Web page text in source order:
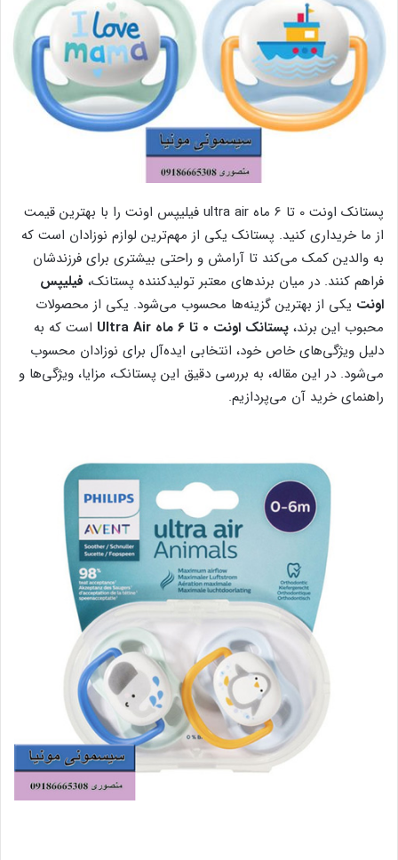
پستانک اونت 0 تا 6 ماه ultra air فیلیپس اونت را با بهترین قیمت
از ما خریداری کنید. پستانک یکی از مهم‌ترین لوازم نوزادان است که
به والدین کمک می‌کند تا آرامش و راحتی بیشتری برای فرزندشان
فراهم کنند. در میان برندهای معتبر تولیدکننده پستانک، فیلیپس
اونت یکی از بهترین گزینه‌ها محسوب می‌شود. یکی از محصولات
محبوب این برند، پستانک اونت 0 تا 6 ماه Ultra Air
است که به
دلیل ویژگی‌های خاص خود، انتخابی ایده‌آل برای نوزادان محسوب
می‌شود. در این مقاله، به بررسی دقیق این پستانک، مزایا، ویژگی‌ها و
راهنمای خرید آن می‌پردازیم.